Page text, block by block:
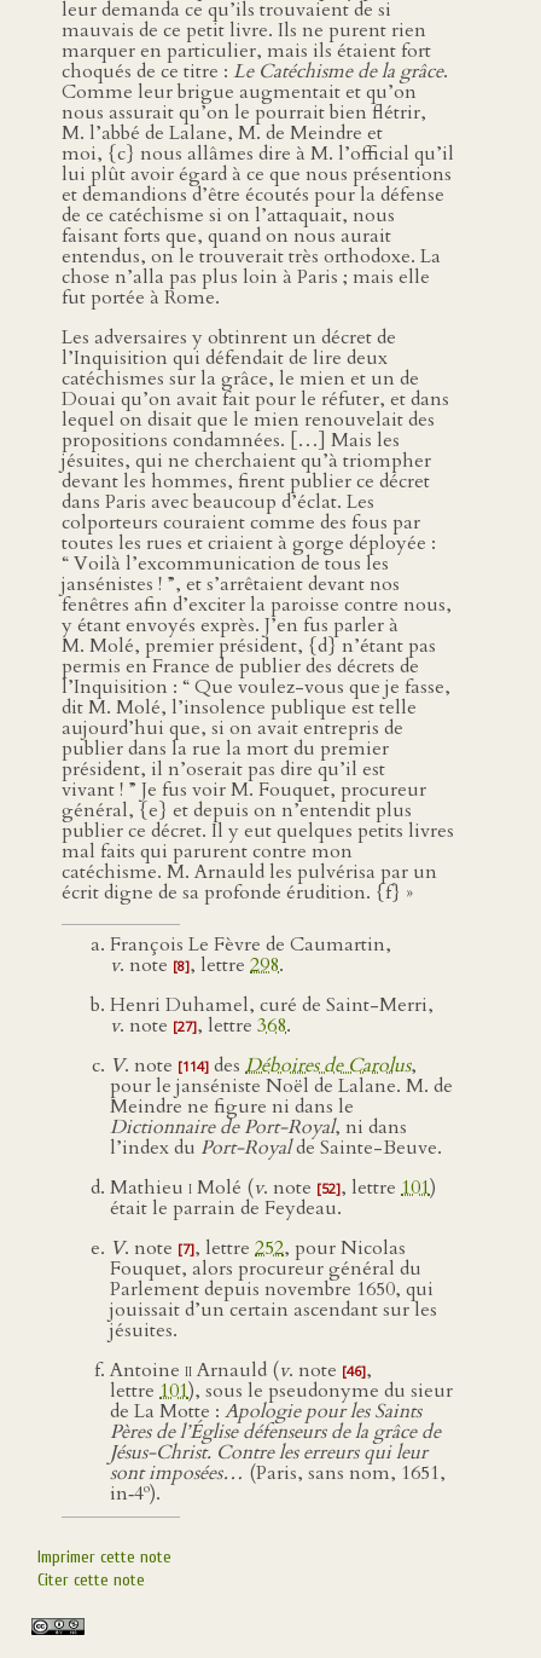
leur demanda ce qu’ils trouvaient de si
mauvais de ce petit livre. Ils ne purent rien
marquer en particulier, mais ils étaient fort
choqués de ce titre : Le Catéchisme de la grâce.
Comme leur brigue augmentait et qu’on
nous assurait qu’on le pourrait bien flétrir,
M. l’abbé de Lalane, M. de Meindre et
moi, {c} nous allâmes dire à M. l’official qu’il
lui plût avoir égard à ce que nous présentions
et demandions d’être écoutés pour la défense
de ce catéchisme si on l’attaquait, nous
faisant forts que, quand on nous aurait
entendus, on le trouverait très orthodoxe. La
chose n’alla pas plus loin à Paris ; mais elle
fut portée à Rome.
Les adversaires y obtinrent un décret de
l’Inquisition qui défendait de lire deux
catéchismes sur la grâce, le mien et un de
Douai qu’on avait fait pour le réfuter, et dans
lequel on disait que le mien renouvelait des
propositions condamnées. […] Mais les
jésuites, qui ne cherchaient qu’à triompher
devant les hommes, firent publier ce décret
dans Paris avec beaucoup d’éclat. Les
colporteurs couraient comme des fous par
toutes les rues et criaient à gorge déployée :
“ Voilà l’excommunication de tous les
jansénistes ! ”, et s’arrêtaient devant nos
fenêtres afin d’exciter la paroisse contre nous,
y étant envoyés exprès. J’en fus parler à
M. Molé, premier président, {d} n’étant pas
permis en France de publier des décrets de
l’Inquisition : “ Que voulez-vous que je fasse,
dit M. Molé, l’insolence publique est telle
aujourd’hui que, si on avait entrepris de
publier dans la rue la mort du premier
président, il n’oserait pas dire qu’il est
vivant ! ” Je fus voir M. Fouquet, procureur
général, {e} et depuis on n’entendit plus
publier ce décret. Il y eut quelques petits livres
mal faits qui parurent contre mon
catéchisme. M. Arnauld les pulvérisa par un
écrit digne de sa profonde érudition. {f} »
François Le Fèvre de Caumartin,
v. note [8], lettre 298.
Henri Duhamel, curé de Saint-Merri,
v. note [27], lettre 368.
V. note [114] des Déboires de Carolus,
pour le janséniste Noël de Lalane. M. de
Meindre ne figure ni dans le
Dictionnaire de Port-Royal, ni dans
l’index du Port-Royalde Sainte-Beuve.
Mathieu iMolé (v. note [52], lettre 101)
était le parrain de Feydeau.
V. note [7], lettre 252, pour Nicolas
Fouquet, alors procureur général du
Parlement depuis novembre 1650, qui
jouissait d’un certain ascendant sur les
jésuites.
Antoine iiArnauld (v. note [46],
lettre 101), sous le pseudonyme du sieur
de La Motte : Apologie pour les Saints
Pères de l’Église défenseurs de la grâce de
Jésus-Christ. Contre les erreurs qui leur
sont imposées… (Paris, sans nom, 1651,
in‑4o).
Imprimer cette note
Citer cette note